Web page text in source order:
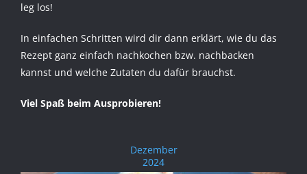
leg los!
In einfachen Schritten wird dir dann erklärt, wie du das
Rezept ganz einfach nachkochen bzw. nachbacken
kannst und welche Zutaten du dafür brauchst.
Viel Spaß beim Ausprobieren!
Dezember
2024